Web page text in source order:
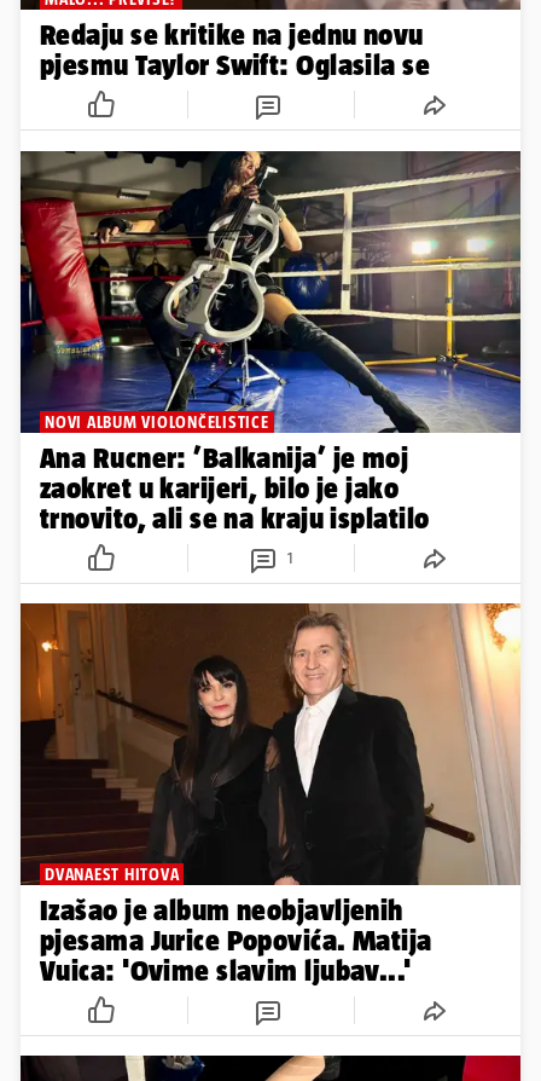
Redaju se kritike na jednu novu
pjesmu Taylor Swift: Oglasila se
NOVI ALBUM VIOLONČELISTICE
Ana Rucner: ’Balkanija’ je moj
zaokret u karijeri, bilo je jako
trnovito, ali se na kraju isplatilo
1
DVANAEST HITOVA
Izašao je album neobjavljenih
pjesama Jurice Popovića. Matija
Vuica: 'Ovime slavim ljubav...'